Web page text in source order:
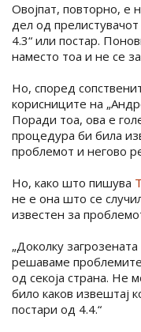
Овојпат, повторно, е
дел од
4.3“ или постар.
наместо тоа и не се
Но, според
корисниците на
Поради тоа, ова е
процедура би била
проблемот и негово
Но, како што пишува
не е она што се
известен за
„Доколку
решаваме
од секоја страна. Не
било каков извештај
постари од 4.4.“